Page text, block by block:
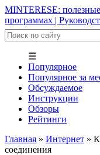
MINTERESE:
программах |
☰
Популярное
Популярное за
Обсуждаемое
Инструкции
Обзоры
Рейтинги
Главная » Интернет »
соединения